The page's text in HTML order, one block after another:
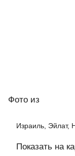
Фото из
Израиль, Эйлат,
Показать на